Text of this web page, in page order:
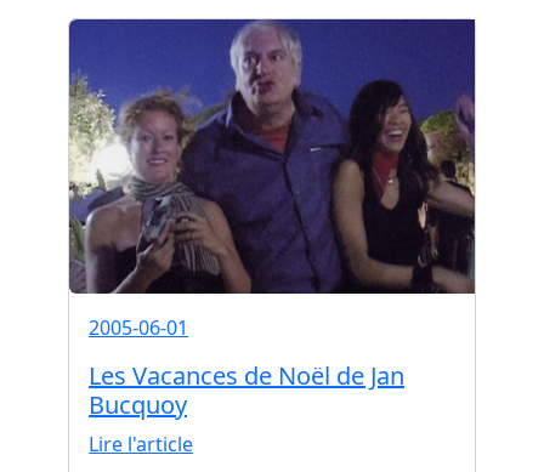
2005-06-01
Les Vacances de Noël de Jan
Bucquoy
Lire l'article